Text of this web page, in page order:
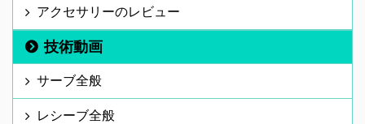
アクセサリーのレビュー
技術動画
サーブ全般
レシーブ全般